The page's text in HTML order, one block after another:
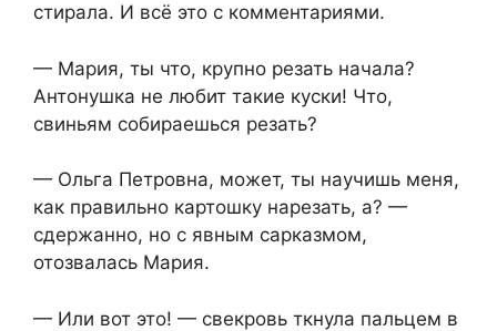
стирала. И всё это с комментариями.
— Мария, ты что, крупно резать начала?
Антонушка не любит такие куски! Что,
свиньям собираешься резать?
— Ольга Петровна, может, ты научишь меня,
как правильно картошку нарезать, а? —
сдержанно, но с явным сарказмом,
отозвалась Мария.
— Или вот это! — свекровь ткнула пальцем в